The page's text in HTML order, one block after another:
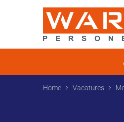
Home Vacatures